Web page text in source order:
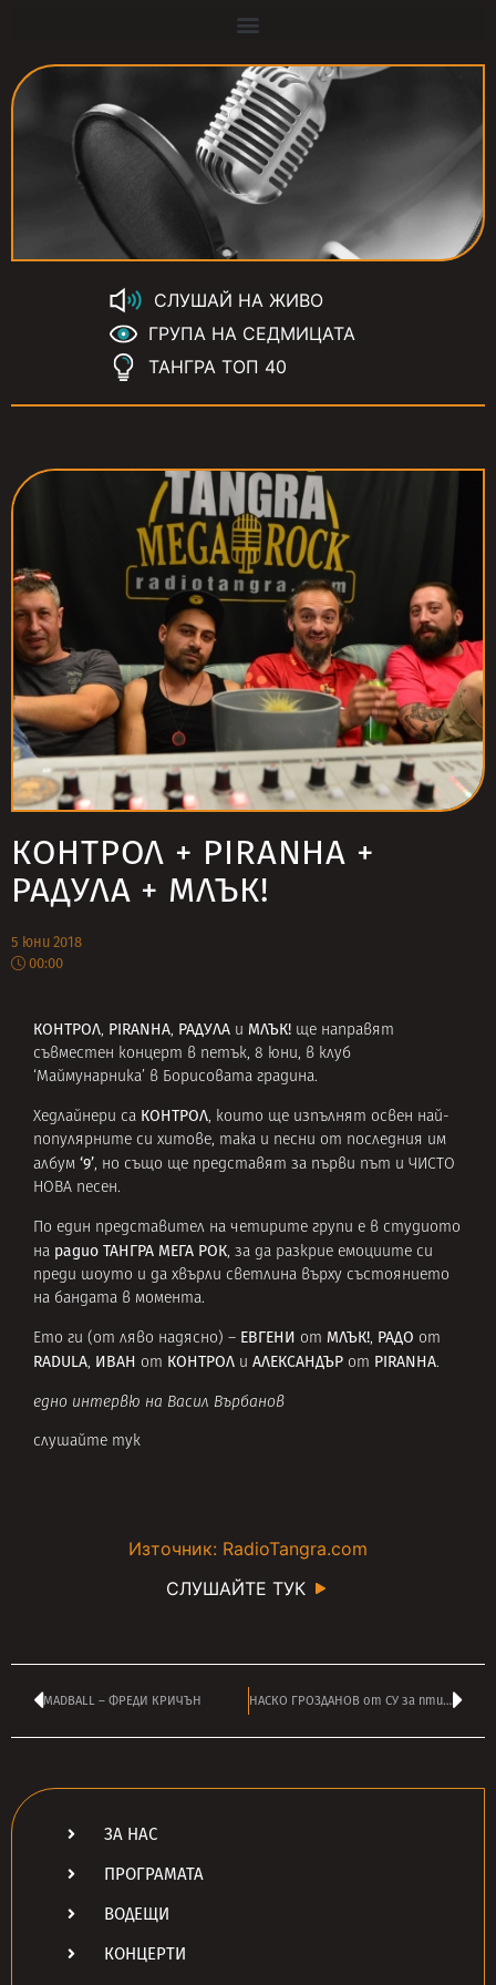
СЛУШАЙ НА ЖИВО
ГРУПА НА СЕДМИЦАТА
ТАНГРА ТОП 40
КОНТРОЛ + PIRANHA +
РАДУЛА + МЛЪК!
5 юни 2018
00:00
КОНТРОЛ, PIRANHA, РАДУЛА и МЛЪК! ще направят
съвместен концерт в петък, 8 юни, в клуб
‘Маймунарника’ в Борисовата градина.
Хедлайнери са КОНТРОЛ, които ще изпълнят освен най-
популярните си хитове, така и песни от последния им
албум ‘9’, но също ще представят за първи път и ЧИСТО
НОВА песен.
По един представител на четирите групи е в студиото
на радио ТАНГРА МЕГА РОК, за да разкрие емоциите си
преди шоуто и да хвърли светлина върху състоянието
на бандата в момента.
Ето ги (от ляво надясно) – ЕВГЕНИ от МЛЪК!, РАДО от
RADULA, ИВАН от КОНТРОЛ и АЛЕКСАНДЪР от PIRANHA.
едно интервю на Васил Върбанов
слушайте тук
Източник: RadioTangra.com
СЛУШАЙТЕ ТУК
MADBALL – ФРЕДИ КРИЧЪН НАСКО ГРОЗДАНОВ от СУ за птиците и змиите
ЗА НАС
ПРОГРАМАТА
ВОДЕЩИ
КОНЦЕРТИ